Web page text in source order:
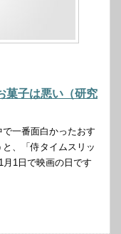
菓子は悪い（研究
一番面白かったおす
、「侍タイムスリッ
1日で映画の日です